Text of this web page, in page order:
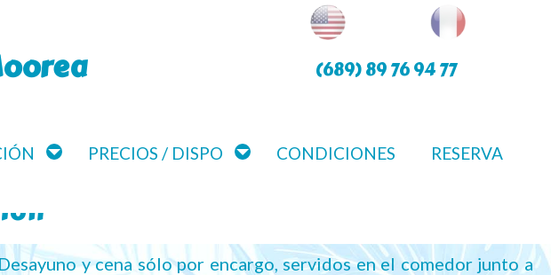
(689) 89 76 94 77
PRECIOS / DISPO CONDICIONES
RESERVA
Desayuno y cena sólo por encargo, servidos en el comedor junto a